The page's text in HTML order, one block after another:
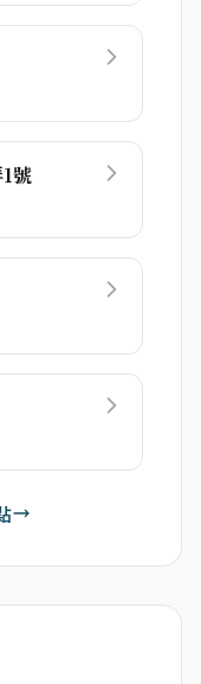
號